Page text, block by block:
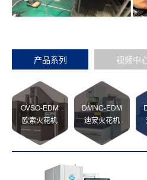
产品系列 视频中
OVSO-EDM
欧索火花机
DMNC-EDM
迪蒙火花机